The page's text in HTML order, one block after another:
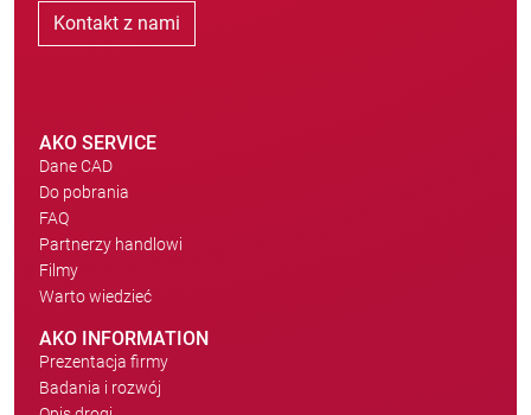
Kontakt z nami
AKO SERVICE
Dane CAD
Do pobrania
FAQ
Partnerzy handlowi
Filmy
Warto wiedzieć
AKO INFORMATION
Prezentacja firmy
Badania i rozwój